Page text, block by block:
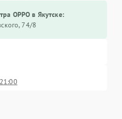
OPPO в Якутске:
74/8